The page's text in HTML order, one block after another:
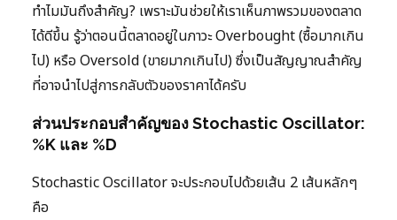
ทำไมมันถึงสำคัญ? เพราะมันช่วยให้เราเห็นภาพรวมของตลาด
ได้ดีขึ้น รู้ว่าตอนนี้ตลาดอยู่ในภาวะ Overbought (ซื้อมากเกิน
ไป) หรือ Oversold (ขายมากเกินไป) ซึ่งเป็นสัญญาณสำคัญ
ที่อาจนำไปสู่การกลับตัวของราคาได้ครับ
ส่วนประกอบสำคัญของ Stochastic Oscillator:
%K และ %D
Stochastic Oscillator จะประกอบไปด้วยเส้น 2 เส้นหลักๆ
คือ